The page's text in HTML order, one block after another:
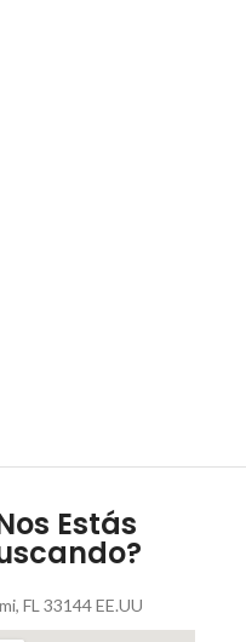
Estás
FL 33144 EE.UU